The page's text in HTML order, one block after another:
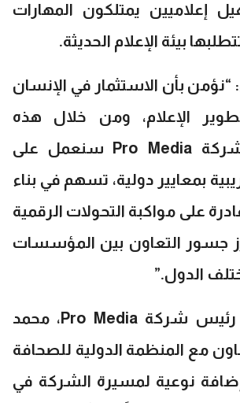
إعلاميين يمتلكون المهارات
بيئة الإعلام الحديثة.
بأن الاستثمار في الإنسان
الإعلام، ومن خلال هذه
الشراكة مع شركة Pro Media سنعمل على
بمعايير دولية، تسهم في بناء
على مواكبة التحولات الرقمية
جسور التعاون بين المؤسسات
الدول.”
من جانبه، أكد رئيس شركة Pro Media، محمد
مع المنظمة الدولية للصحافة
إضافة نوعية لمسيرة الشركة في